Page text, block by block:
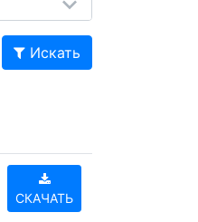
Искать
СКАЧАТЬ